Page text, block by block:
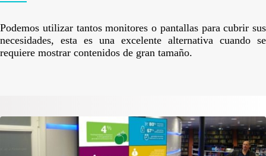
Podemos utilizar tantos monitores o pantallas para cubrir sus
necesidades, esta es una excelente alternativa cuando se
requiere mostrar contenidos de gran tamaño.